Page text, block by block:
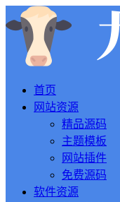
首页
网站资源
精品源码
主题模板
网站插件
免费源码
软件资源